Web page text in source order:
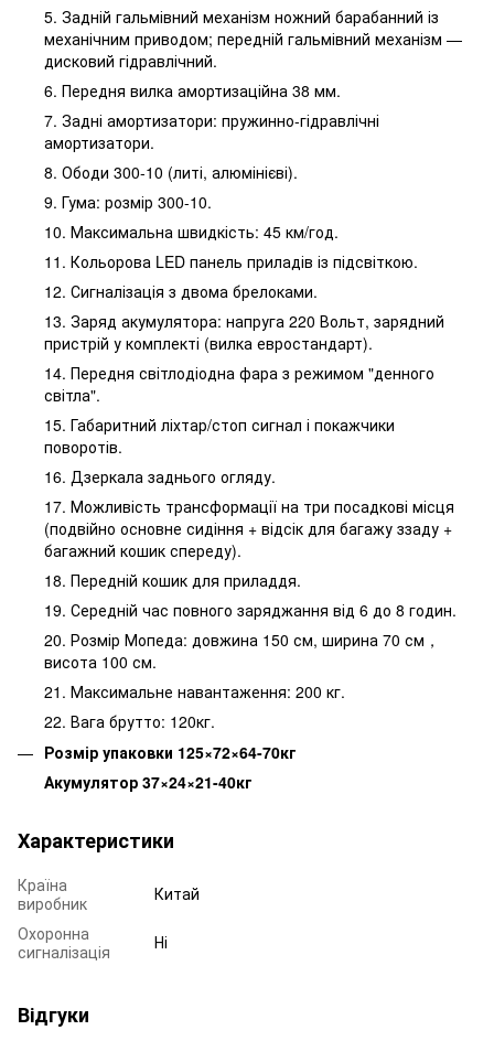
5. Задній гальмівний механізм ножний барабанний із
механічним приводом; передній гальмівний механізм —
дисковий гідравлічний.
6. Передня вилка амортизаційна 38 мм.
7. Задні амортизатори: пружинно-гідравлічні
амортизатори.
8. Ободи 300-10 (литі, алюмінієві).
9. Гума: розмір 300-10.
10. Максимальна швидкість: 45 км/год.
11. Кольорова LED панель приладів із підсвіткою.
12. Сигналізація з двома брелоками.
13. Заряд акумулятора: напруга 220 Вольт, зарядний
пристрій у комплекті (вилка евростандарт).
14. Передня світлодіодна фара з режимом "денного
світла".
15. Габаритний ліхтар/стоп сигнал і покажчики
поворотів.
16. Дзеркала заднього огляду.
17. Можливість трансформації на три посадкові місця
(подвійно основне сидіння + відсік для багажу ззаду +
багажний кошик спереду).
18. Передній кошик для приладдя.
19. Середній час повного заряджання від 6 до 8 годин.
20. Розмір Мопеда: довжина 150 см, ширина 70 см，
висота 100 см.
21. Максимальне навантаження: 200 кг.
22. Вага брутто: 120кг.
Розмір упаковки 125×72×64-70кг
Акумулятор 37×24×21-40кг
Характеристики
Країна
виробник
Китай
Охоронна
сигналізація
Ні
Відгуки